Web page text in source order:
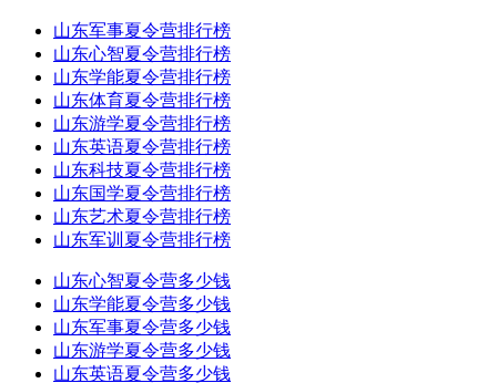
山东军事夏令营排行榜
山东心智夏令营排行榜
山东学能夏令营排行榜
山东体育夏令营排行榜
山东游学夏令营排行榜
山东英语夏令营排行榜
山东科技夏令营排行榜
山东国学夏令营排行榜
山东艺术夏令营排行榜
山东军训夏令营排行榜
山东心智夏令营多少钱
山东学能夏令营多少钱
山东军事夏令营多少钱
山东游学夏令营多少钱
山东英语夏令营多少钱